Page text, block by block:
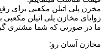
مخزن پلی اتیلن مکعبی برای
زوایای مخازن پلی اتیلن مکعبی
ما در صورتی که شما مشتری
مخازن آسان رو: